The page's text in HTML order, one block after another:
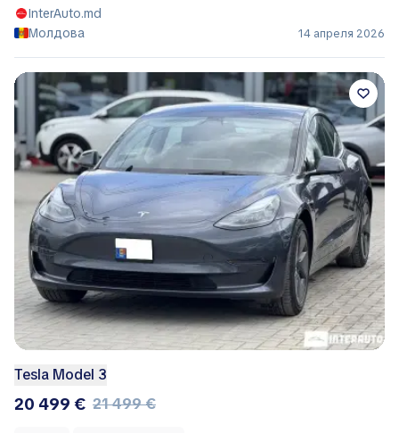
InterAuto.md
Молдова
14 апреля 2026
Tesla Model 3
20 499 € 21 499 €